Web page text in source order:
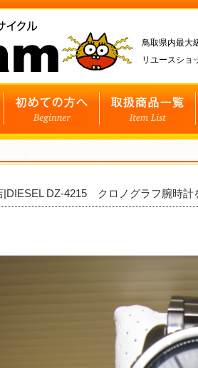
鳥取県内最大
リユースショ
|DIESEL DZ-4215 クロノグラフ腕時計